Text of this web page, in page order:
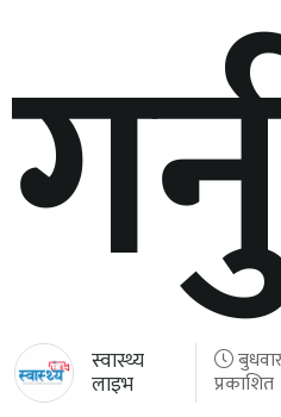
स्वास्थ्य
लाइभ प्रकाशित